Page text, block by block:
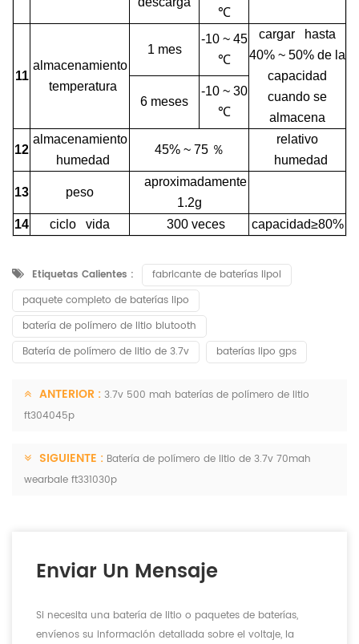
℃
11
almacenamiento
temperatura
1 mes
-10 ~ 45
℃
cargar hasta
40% ~ 50% de la
capacidad
cuando se
almacena
6 meses
-10 ~ 30
℃
12
almacenamiento
humedad
45% ~ 75％
relativo
humedad
13 peso
aproximadamente
1.2g
14
ciclo vida 300 veces capacidad≥80%
Etiquetas Calientes :
fabricante de baterías lipol
paquete completo de baterías lipo
batería de polímero de litio blutooth
Batería de polímero de litio de 3.7v
baterías lipo gps
ANTERIOR : 3.7v 500 mah baterías de polímero de litio
ft304045p
SIGUIENTE : Batería de polímero de litio de 3.7v 70mah
wearbale ft331030p
Enviar Un Mensaje
Si necesita una batería de litio o paquetes de baterías,
envíenos su información detallada sobre el voltaje, la